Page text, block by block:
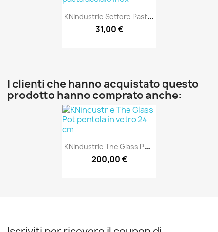
K
Nindustrie Settore Pasta...
31,00 €
I clienti che hanno acquistato questo
prodotto hanno comprato anche:
K
Nindustrie The Glass Pot...
200,00 €